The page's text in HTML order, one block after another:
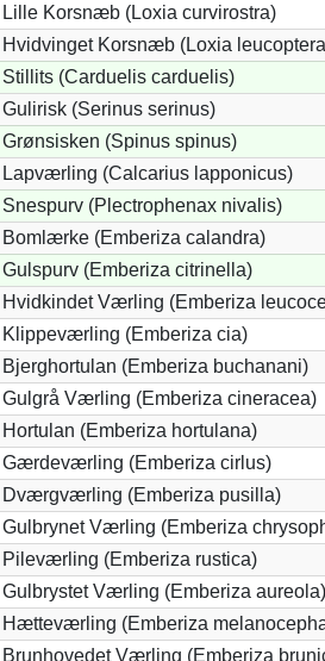
Lille Korsnæb (Loxia curvirostra)
Hvidvinget Korsnæb (Loxia
Stillits (Carduelis carduelis)
Gulirisk (Serinus serinus)
Grønsisken (Spinus spinus)
Lapværling (Calcarius lapponicus)
Snespurv (Plectrophenax nivalis)
Bomlærke (Emberiza calandra)
Gulspurv (Emberiza citrinella)
Hvidkindet Værling (Emberiza
Klippeværling (Emberiza cia)
Bjerghortulan (Emberiza buchanani)
Gulgrå Værling (Emberiza cineracea)
Hortulan (Emberiza hortulana)
Gærdeværling (Emberiza cirlus)
Dværgværling (Emberiza pusilla)
Gulbrynet Værling (Emberiza
Pileværling (Emberiza rustica)
Gulbrystet Værling (Emberiza aureola)
Hætteværling (Emberiza
Brunhovedet Værling (Emberiza